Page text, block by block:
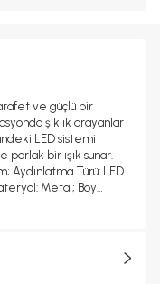
ve güçlü bir
şıklık arayanlar
LED sistemi
bir ışık sunar.
Aydınlatma Türü: LED
Metal; Boy